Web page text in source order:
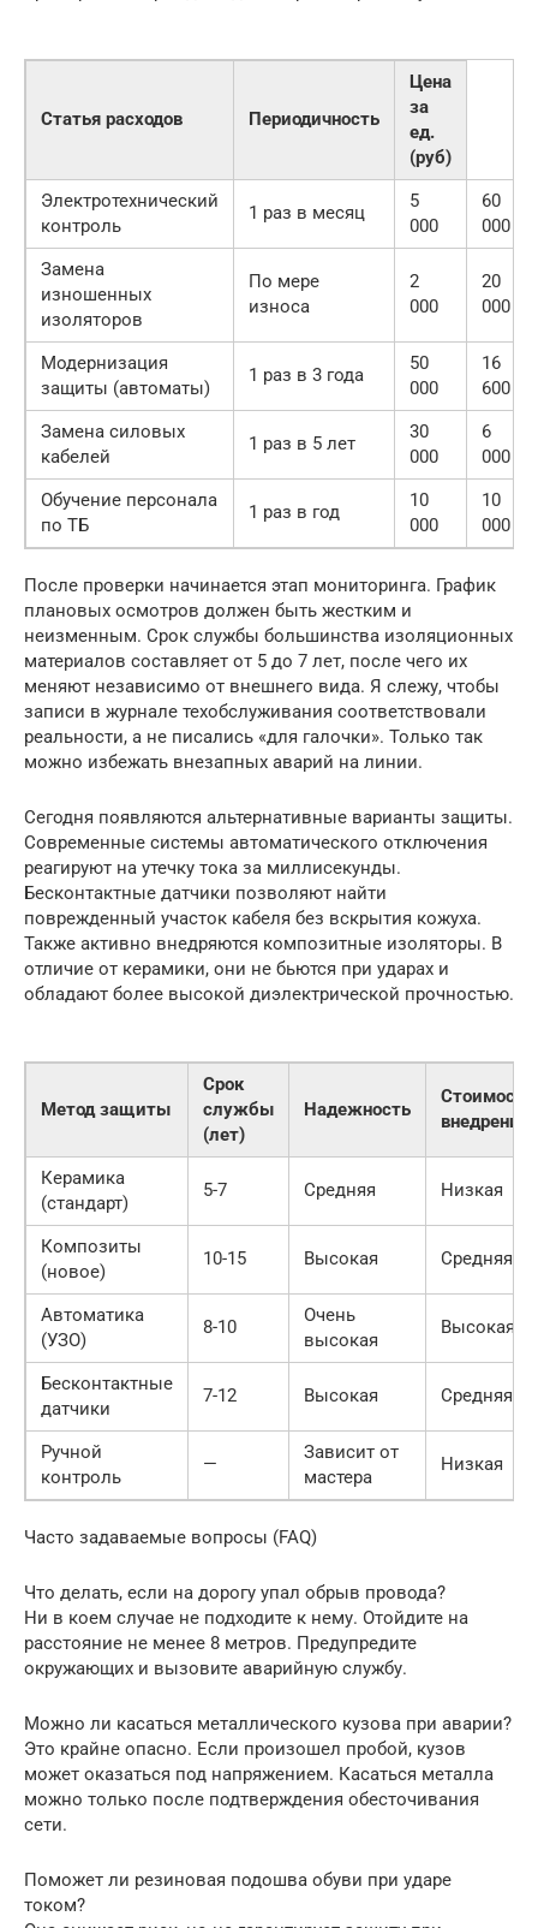
Статья расходов Периодичность
Цена
за
ед.
(руб)
Электротехнический
контроль
1 раз в месяц
5
000
60
000
Замена
изношенных
изоляторов
По мере
износа
2
000
20
000
Модернизация
защиты (автоматы)
1 раз в 3 года
50
000
16
600
Замена силовых
кабелей
1 раз в 5 лет
30
000
6
000
Обучение персонала
по ТБ
1 раз в год
10
000
10
000
После проверки начинается этап мониторинга. График
плановых осмотров должен быть жестким и
неизменным. Срок службы большинства изоляционных
материалов составляет от 5 до 7 лет, после чего их
меняют независимо от внешнего вида. Я слежу, чтобы
записи в журнале техобслуживания соответствовали
реальности, а не писались «для галочки». Только так
можно избежать внезапных аварий на линии.
Сегодня появляются альтернативные варианты защиты.
Современные системы автоматического отключения
реагируют на утечку тока за миллисекунды.
Бесконтактные датчики позволяют найти
поврежденный участок кабеля без вскрытия кожуха.
Также активно внедряются композитные изоляторы. В
отличие от керамики, они не бьются при ударах и
обладают более высокой диэлектрической прочностью.
Метод защиты
Срок
службы
(лет)
Надежность
Стоимость
внедрения
Керамика
(стандарт)
5-7 Средняя Низкая
Композиты
(новое)
10-15 Высокая Средняя
Автоматика
(УЗО)
8-10
Очень
высокая
Высокая
Бесконтактные
датчики
7-12 Высокая Средняя
Ручной
контроль
—
Зависит от
мастера
Низкая
Часто задаваемые вопросы (FAQ)
Что делать, если на дорогу упал обрыв провода?
Ни в коем случае не подходите к нему. Отойдите на
расстояние не менее 8 метров. Предупредите
окружающих и вызовите аварийную службу.
Можно ли касаться металлического кузова при аварии?
Это крайне опасно. Если произошел пробой, кузов
может оказаться под напряжением. Касаться металла
можно только после подтверждения обесточивания
сети.
Поможет ли резиновая подошва обуви при ударе
током?